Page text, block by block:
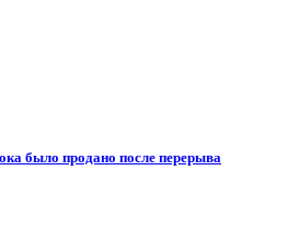
было продано после перерыва